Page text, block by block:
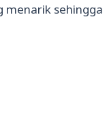
menarik sehingga